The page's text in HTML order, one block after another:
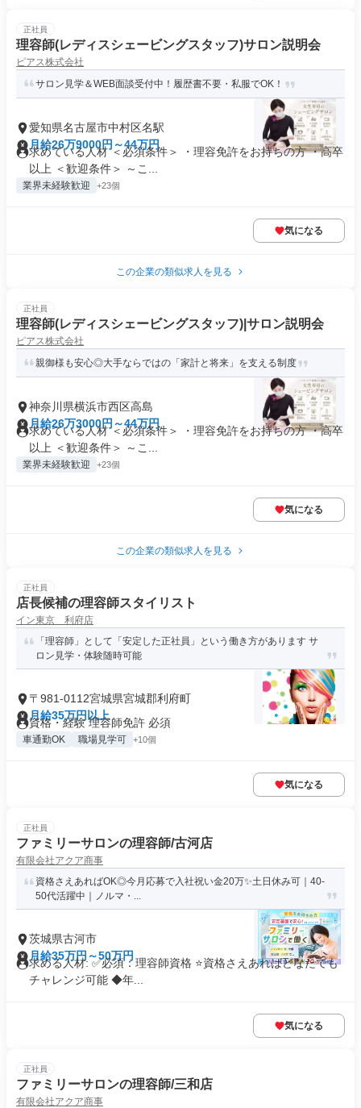
正社員
理容師(レディスシェービングスタッフ)サロン説明会
ピアス株式会社
サロン見学＆WEB面談受付中！履歴書不要・私服でOK！
愛知県名古屋市中村区名駅
月給26万9000円～44万円
求めている人材 ＜必須条件＞ ・理容免許をお持ちの方 ・高卒
以上 ＜歓迎条件＞ ～こ...
業界未経験歓迎 +23個
気になる
この企業の類似求人を見る
正社員
理容師(レディスシェービングスタッフ)|サロン説明会
ピアス株式会社
親御様も安心◎大手ならではの「家計と将来」を支える制度
神奈川県横浜市西区高島
月給26万3000円～44万円
求めている人材 ＜必須条件＞ ・理容免許をお持ちの方 ・高卒
以上 ＜歓迎条件＞ ～こ...
業界未経験歓迎 +23個
気になる
この企業の類似求人を見る
正社員
店長候補の理容師スタイリスト
イン東京 利府店
「理容師」として「安定した正社員」という働き方があります サ
ロン見学・体験随時可能
〒981-0112宮城県宮城郡利府町
月給35万円以上
資格・経験 理容師免許 必須
車通勤OK 職場見学可 +10個
気になる
正社員
ファミリーサロンの理容師/古河店
有限会社アクア商事
資格さえあればOK◎今月応募で入社祝い金20万✨️土日休み可｜40-
50代活躍中｜ノルマ・...
茨城県古河市
月給35万円～50万円
求める人材: ✅必須：理容師資格 ⭐️資格さえあればどなたでも
チャレンジ可能 ◆年...
気になる
正社員
ファミリーサロンの理容師/三和店
有限会社アクア商事